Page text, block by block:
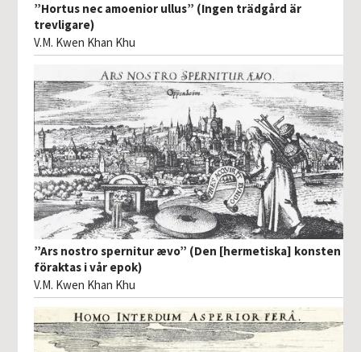
”Hortus nec amoenior ullus” (Ingen trädgård är
trevligare)
V.M. Kwen Khan Khu
”Ars nostro spernitur ævo” (Den [hermetiska] konsten
föraktas i vår epok)
V.M. Kwen Khan Khu